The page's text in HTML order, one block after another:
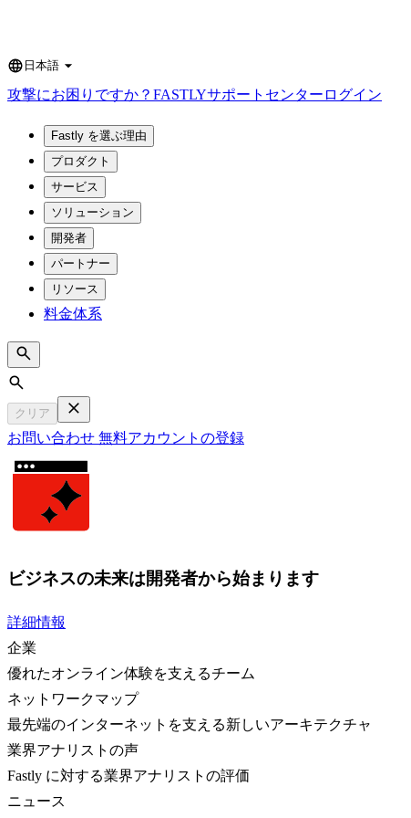
Language
日本語
攻撃にお困りですか？ FASTLYサポートセンター ログイン
Fastly を選ぶ理由
プロダクト
サービス
ソリューション
開発者
パートナー
リソース
料金体系
Search
クリア
お問い合わせ 無料アカウントの登録
ビジネスの未来は開発者から始まります
詳細情報
企業
優れたオンライン体験を支えるチーム
ネットワークマップ
最先端のインターネットを支える新しいアーキテクチャ
業界アナリストの声
Fastly に対する業界アナリストの評価
ニュース